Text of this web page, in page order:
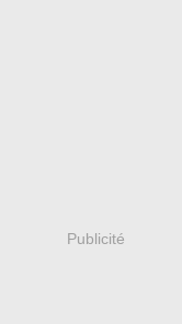
Publicité